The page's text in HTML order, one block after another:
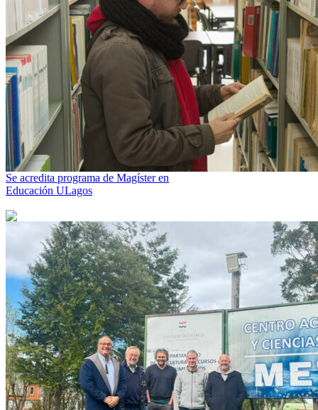
Se acredita programa de Magíster en
Educación ULagos